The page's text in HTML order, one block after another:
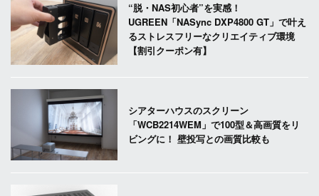
“脱・NAS初心者”を実感！
UGREEN「NASync DXP4800 GT」で叶え
るストレスフリーなクリエイティブ環境
【割引クーポン有】
シアターハウスのスクリーン
「WCB2214WEM」で100型＆高画質をリ
ビングに！ 壁投写との画質比較も